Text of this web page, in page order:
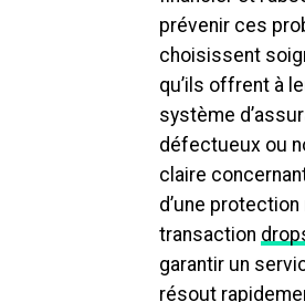
prévenir ces
choisissent
qu’ils offrent à
système
défectueux ou
claire
d’une
transaction
garantir un
résout